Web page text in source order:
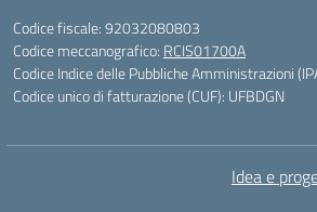
Codice fiscale: 92032080803
Codice meccanografico: RCIS01700A
Codice Indice delle Pubbliche Amministrazioni
Codice unico di fatturazione (CUF): UFBDGN
Idea e